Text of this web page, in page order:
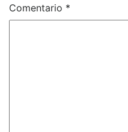
Comentario *